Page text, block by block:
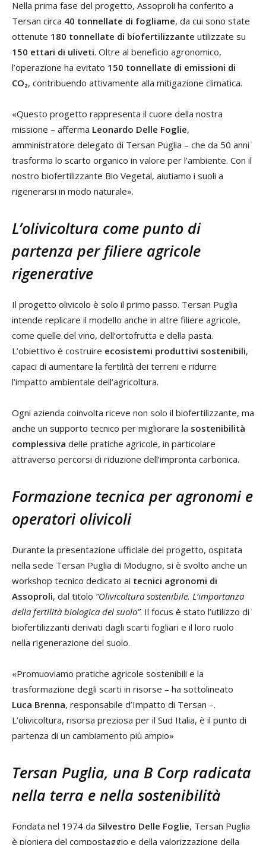
Nella prima fase del progetto, Assoproli ha conferito a
Tersan circa 40 tonnellate di fogliame, da cui sono state
ottenute 180 tonnellate di biofertilizzante utilizzate su
150 ettari di uliveti. Oltre al beneficio agronomico,
l’operazione ha evitato 150 tonnellate di emissioni di
CO₂, contribuendo attivamente alla mitigazione climatica.
«Questo progetto rappresenta il cuore della nostra
missione – afferma Leonardo Delle Foglie,
amministratore delegato di Tersan Puglia – che da 50 anni
trasforma lo scarto organico in valore per l’ambiente. Con il
nostro biofertilizzante Bio Vegetal, aiutiamo i suoli a
rigenerarsi in modo naturale».
L’olivicoltura come punto di
partenza per filiere agricole
rigenerative
Il progetto olivicolo è solo il primo passo. Tersan Puglia
intende replicare il modello anche in altre filiere agricole,
come quelle del vino, dell’ortofrutta e della pasta.
L’obiettivo è costruire ecosistemi produttivi sostenibili,
capaci di aumentare la fertilità dei terreni e ridurre
l’impatto ambientale dell’agricoltura.
Ogni azienda coinvolta riceve non solo il biofertilizzante, ma
anche un supporto tecnico per migliorare la sostenibilità
complessiva delle pratiche agricole, in particolare
attraverso percorsi di riduzione dell’impronta carbonica.
Formazione tecnica per agronomi e
operatori olivicoli
Durante la presentazione ufficiale del progetto, ospitata
nella sede Tersan Puglia di Modugno, si è svolto anche un
workshop tecnico dedicato ai tecnici agronomi di
Assoproli, dal titolo “Olivicoltura sostenibile. L’importanza
della fertilità biologica del suolo”. Il focus è stato l’utilizzo di
biofertilizzanti derivati dagli scarti fogliari e il loro ruolo
nella rigenerazione del suolo.
«Promuoviamo pratiche agricole sostenibili e la
trasformazione degli scarti in risorse – ha sottolineato
Luca Brenna, responsabile d’Impatto di Tersan –.
L’olivicoltura, risorsa preziosa per il Sud Italia, è il punto di
partenza di un cambiamento più ampio»
Tersan Puglia, una B Corp radicata
nella terra e nella sostenibilità
Fondata nel 1974 da Silvestro Delle Foglie, Tersan Puglia
è pioniera del compostaggio e della valorizzazione della